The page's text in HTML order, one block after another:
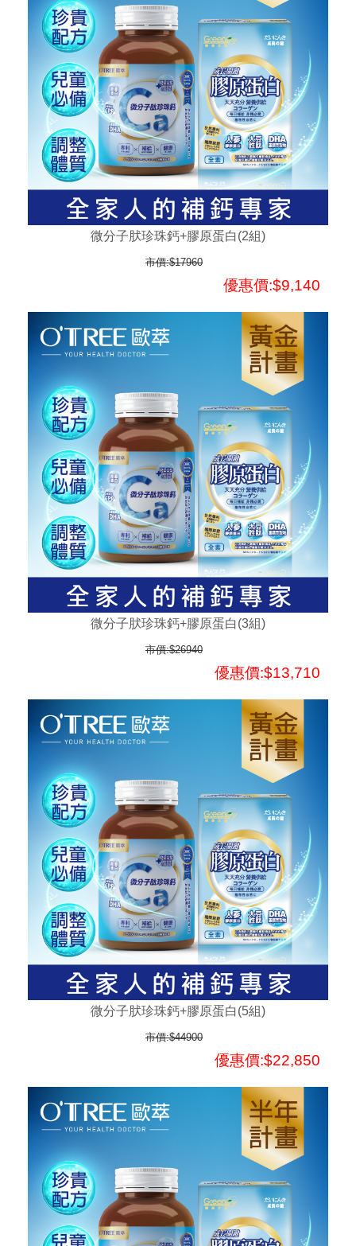
微分子肰珍珠鈣+膠原蛋白(2組)
市價:$17960
優惠價:$9,140
微分子肰珍珠鈣+膠原蛋白(3組)
市價:$26940
優惠價:$13,710
微分子肰珍珠鈣+膠原蛋白(5組)
市價:$44900
優惠價:$22,850